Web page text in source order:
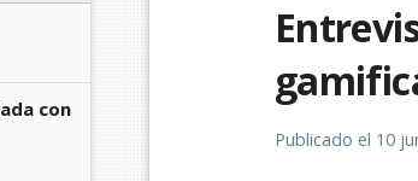
Publicado el 10
con